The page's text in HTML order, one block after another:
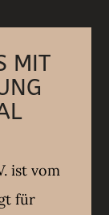
MIT
ist vom
für